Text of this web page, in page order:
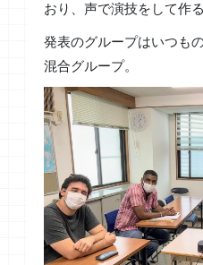
おり、声で演技をして作
発表のグループはいつも
混合グループ。